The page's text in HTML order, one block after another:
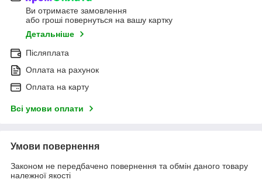
Ви отримаєте замовлення
або гроші повернуться на вашу картку
Детальніше
Післяплата
Оплата на рахунок
Оплата на карту
Всі умови оплати
Умови повернення
Законом не передбачено повернення та обмін даного товару
належної якості